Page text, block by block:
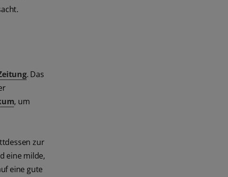
. Das
, um
zur
eine milde,
eine gute